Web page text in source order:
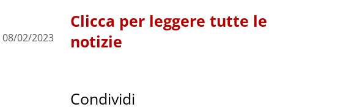
08/02/2023
Clicca per leggere tutte le
notizie
Condividi